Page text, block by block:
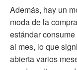
Además, hay un
moda de la
estándar
al mes, lo que
abierta varios